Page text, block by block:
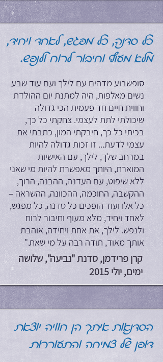
כל סדנה, כל מפגש, לאחד ויחיד,
מלא מעוף וחיבור לרוח ולנפש.
סופשבוע מדהים עם לילך ועם עוד שבע
נשים מאלפות, היה למתנת יום ההולדת
וחווית חיים חד פעמית הכי גדולה
שיכולתי לתת לעצמי. צחקתי כל כך,
בכיתי כל כך, חיבקתי המון, כתבתי את
עצמי לדעת... זו זכות גדולה להיות
במרחב שלך, לילך, עם האישיות
המוארת, היותך מאפשרת להיות מי שאני
ללא שיפוט, עם העדנה, ההבנה, הרוך,
ההקשבה, החוכמה, ההכוונה, ההשראה –
כל אלו ועוד הופכים כל סדנה, כל מפגש,
לאחד ויחיד, מלא מעוף וחיבור לרוח
ולנפש. לילך, את אחת ויחידה, אוהבת
אותך מאוד, תודה רבה על מי שאת."
קרן פרידמן, סדנת "נביעה", שלושה
ימים, יולי 2015
הסדנאות איתך הן חוויה יוצאת
דופן של צמיחה והתעוררות